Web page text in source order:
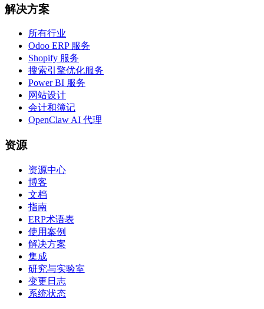
解决方案
所有行业
Odoo ERP 服务
Shopify 服务
搜索引擎优化服务
Power BI 服务
网站设计
会计和簿记
OpenClaw AI 代理
资源
资源中心
博客
文档
指南
ERP术语表
使用案例
解决方案
集成
研究与实验室
变更日志
系统状态